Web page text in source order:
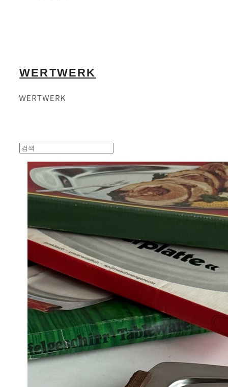
WERTWERK